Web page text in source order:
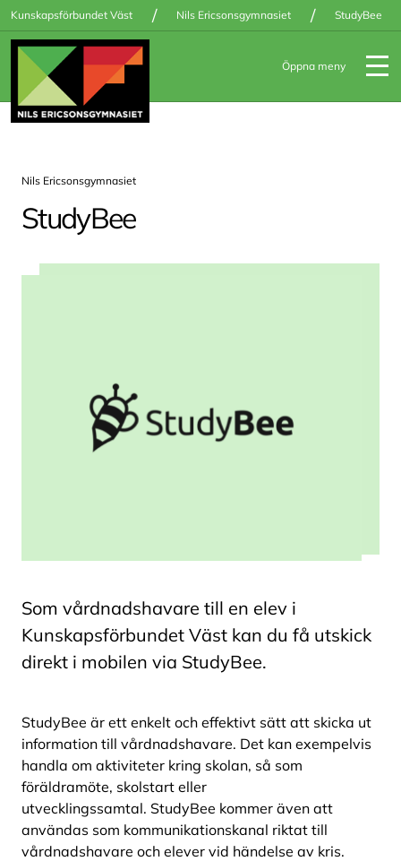
Kunskapsförbundet Väst / Nils Ericsonsgymnasiet / StudyBee
Öppna meny
Nils Ericsonsgymnasiet
StudyBee
Som vårdnadshavare till en elev i
Kunskapsförbundet Väst kan du få utskick
direkt i mobilen via StudyBee.
StudyBee är ett enkelt och effektivt sätt att skicka ut
information till vårdnadshavare. Det kan exempelvis
handla om aktiviteter kring skolan, så som
föräldramöte, skolstart eller
utvecklingssamtal. StudyBee kommer även att
användas som kommunikationskanal riktat till
vårdnadshavare och elever vid händelse av kris.